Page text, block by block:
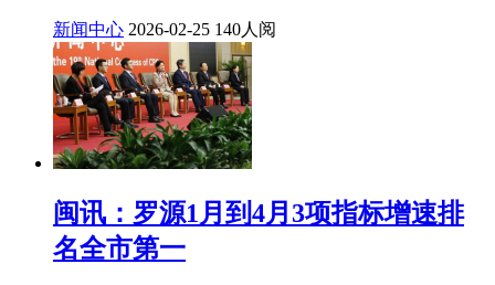
新闻中心 2026-02-25 140人阅
闽讯：罗源1月到4月3项指标增速排
名全市第一